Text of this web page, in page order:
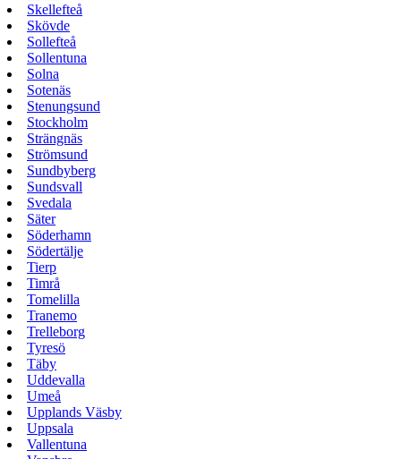
Skellefteå
Skövde
Sollefteå
Sollentuna
Solna
Sotenäs
Stenungsund
Stockholm
Strängnäs
Strömsund
Sundbyberg
Sundsvall
Svedala
Säter
Söderhamn
Södertälje
Tierp
Timrå
Tomelilla
Tranemo
Trelleborg
Tyresö
Täby
Uddevalla
Umeå
Upplands Väsby
Uppsala
Vallentuna